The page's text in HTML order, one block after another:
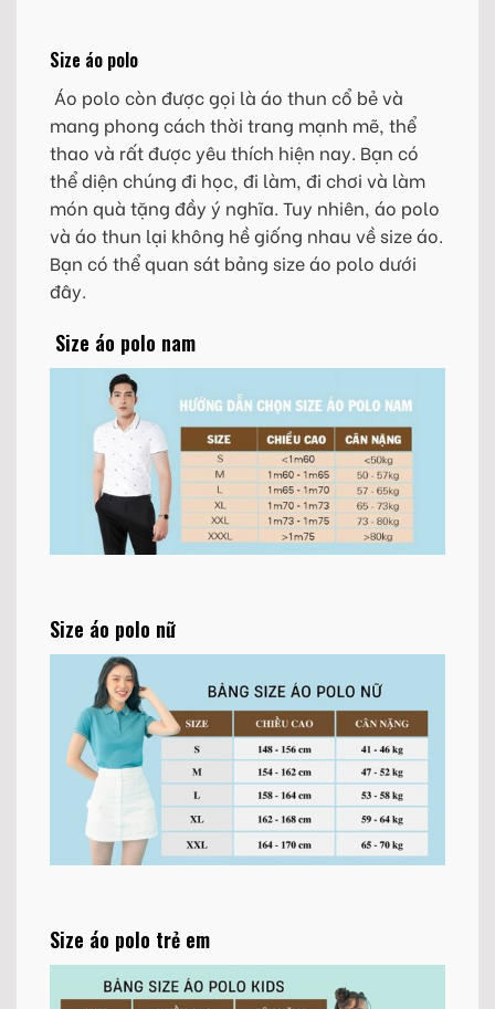
Size áo polo
Áo polo còn được gọi là áo thun cổ bẻ và
mang phong cách thời trang mạnh mẽ, thể
thao và rất được yêu thích hiện nay. Bạn có
thể diện chúng đi học, đi làm, đi chơi và làm
món quà tặng đầy ý nghĩa. Tuy nhiên, áo polo
và áo thun lại không hề giống nhau về size áo.
Bạn có thể quan sát bảng size áo polo dưới
đây.
Size áo polo nam
Size áo polo nữ
Size áo polo trẻ em